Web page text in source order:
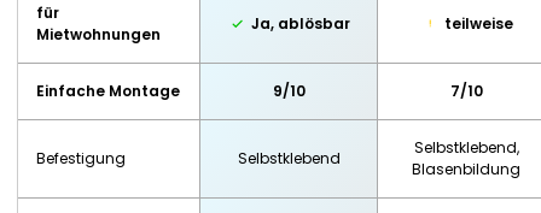
für
Mietwohnungen
Ja, ablösbar teilweise
Einfache Montage 9/10 7/10
Befestigung Selbstklebend
Selbstklebend,
Blasenbildung